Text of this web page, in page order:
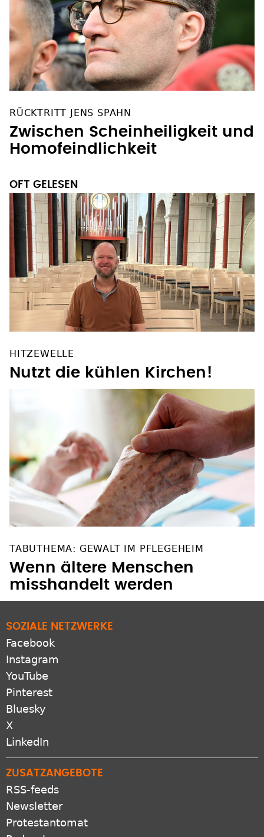
RÜCKTRITT JENS SPAHN
Zwischen Scheinheiligkeit und
Homofeindlichkeit
OFT GELESEN
HITZEWELLE
Nutzt die kühlen Kirchen!
TABUTHEMA: GEWALT IM PFLEGEHEIM
Wenn ältere Menschen
misshandelt werden
SOZIALE NETZWERKE
Facebook
Instagram
YouTube
Pinterest
Bluesky
X
LinkedIn
ZUSATZANGEBOTE
RSS-feeds
Newsletter
Protestantomat